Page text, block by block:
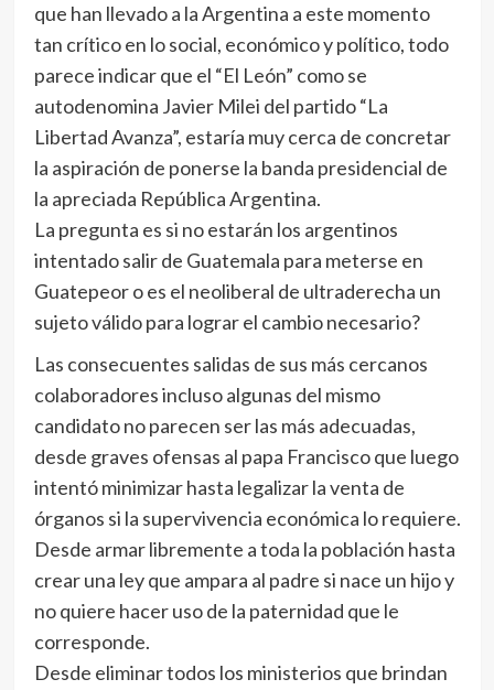
que han llevado a la Argentina a este momento
tan crítico en lo social, económico y político, todo
parece indicar que el “El León” como se
autodenomina Javier Milei del partido “La
Libertad Avanza”, estaría muy cerca de concretar
la aspiración de ponerse la banda presidencial de
la apreciada República Argentina.
La pregunta es si no estarán los argentinos
intentado salir de Guatemala para meterse en
Guatepeor o es el neoliberal de ultraderecha un
sujeto válido para lograr el cambio necesario?
Las consecuentes salidas de sus más cercanos
colaboradores incluso algunas del mismo
candidato no parecen ser las más adecuadas,
desde graves ofensas al papa Francisco que luego
intentó minimizar hasta legalizar la venta de
órganos si la supervivencia económica lo requiere.
Desde armar libremente a toda la población hasta
crear una ley que ampara al padre si nace un hijo y
no quiere hacer uso de la paternidad que le
corresponde.
Desde eliminar todos los ministerios que brindan